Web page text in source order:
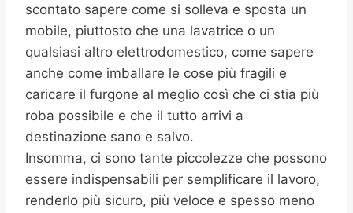
scontato sapere come si solleva e sposta un
mobile, piuttosto che una lavatrice o un
qualsiasi altro elettrodomestico, come sapere
anche come imballare le cose più fragili e
caricare il furgone al meglio così che ci stia più
roba possibile e che il tutto arrivi a
destinazione sano e salvo.
Insomma, ci sono tante piccolezze che possono
essere indispensabili per semplificare il lavoro,
renderlo più sicuro, più veloce e spesso meno